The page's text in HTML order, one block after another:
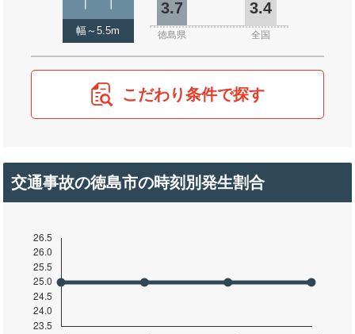
幅～5.5m
3.7 3.4
徳島県 全国
こだわり条件で探す
交通事故の徳島市の時刻別発生割合